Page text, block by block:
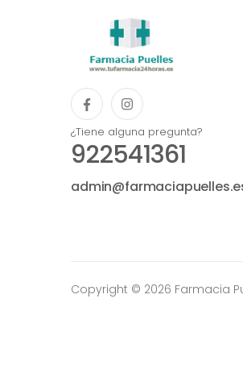
¿Tiene alguna pregunta?
922541361
Copyright © 2026 Farmacia